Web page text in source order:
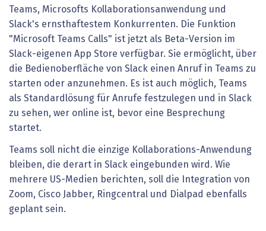
Teams, Microsofts Kollaborationsanwendung und
Slack's ernsthaftestem Konkurrenten. Die Funktion
"Microsoft Teams Calls" ist jetzt als Beta-Version im
Slack-eigenen App Store verfügbar. Sie ermöglicht, über
die Bedienoberfläche von Slack einen Anruf in Teams zu
starten oder anzunehmen. Es ist auch möglich, Teams
als Standardlösung für Anrufe festzulegen und in Slack
zu sehen, wer online ist, bevor eine Besprechung
startet.
Teams soll nicht die einzige Kollaborations-Anwendung
bleiben, die derart in Slack eingebunden wird. Wie
mehrere US-Medien berichten, soll die Integration von
Zoom, Cisco Jabber, Ringcentral und Dialpad ebenfalls
geplant sein.